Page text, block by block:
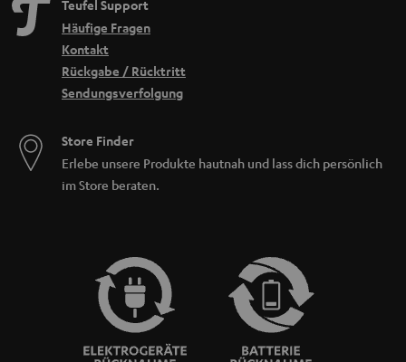
Teufel Support
Häufige Fragen
Kontakt
Rückgabe / Rücktritt
Sendungsverfolgung
Store Finder
Erlebe unsere Produkte hautnah und lass dich persönlich
im Store beraten.